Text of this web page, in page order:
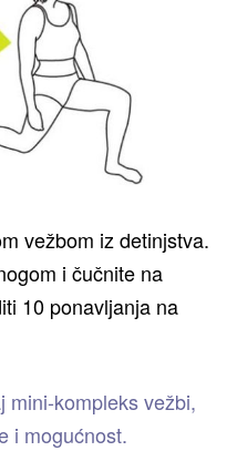
vežbom iz detinjstva.
i čučnite na
10 ponavljanja na
mini-kompleks vežbi,
i mogućnost.